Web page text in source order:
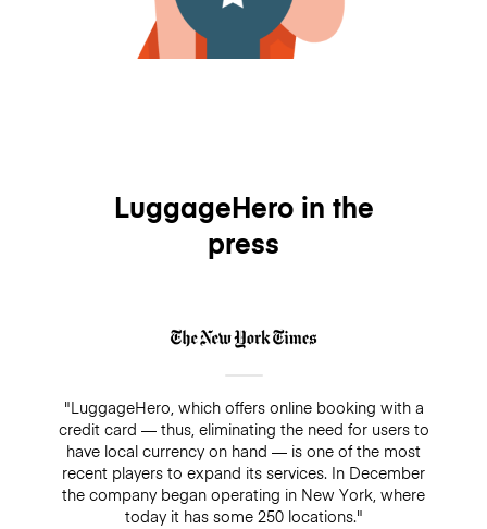
LuggageHero in the
press
"LuggageHero, which offers online booking with a
credit card — thus, eliminating the need for users to
have local currency on hand — is one of the most
recent players to expand its services. In December
the company began operating in New York, where
today it has some 250 locations."